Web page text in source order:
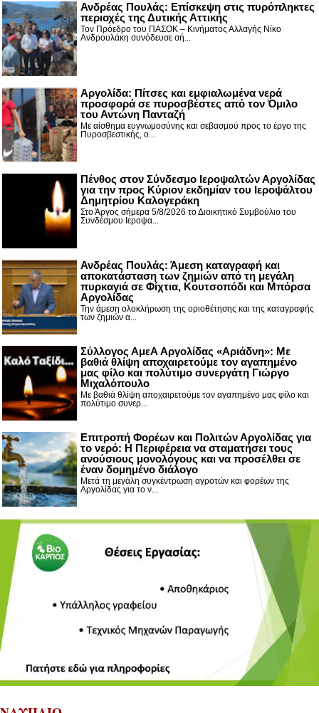
Ανδρέας Πουλάς: Επίσκεψη στις πυρόπληκτες
περιοχές της Δυτικής Αττικής
Τον Πρόεδρο του ΠΑΣΟΚ – Κινήματος Αλλαγής Νίκο
Ανδρουλάκη συνόδευσε σή...
Αργολίδα: Πίτσες και εμφιαλωμένα νερά
προσφορά σε πυροσβέστες από τον Όμιλο
του Αντώνη Πανταζή
Με αίσθημα ευγνωμοσύνης και σεβασμού προς το έργο της
Πυροσβεστικής, ο...
Πένθος στον Σύνδεσμο Ιεροψαλτών Αργολίδας
για την προς Κύριον εκδημίαν του Ιεροψάλτου
Δημητρίου Καλογεράκη
Στο Άργος σήμερα 5/8/2026 το Διοικητικό Συμβούλιο του
Συνδέσμου Ιεροψα...
Ανδρέας Πουλάς: Άμεση καταγραφή και
αποκατάσταση των ζημιών από τη μεγάλη
πυρκαγιά σε Φίχτια, Κουτσοπόδι και Μπόρσα
Αργολίδας
Την άμεση ολοκλήρωση της οριοθέτησης και της καταγραφής
των ζημιών α...
Σύλλογος ΑμεΑ Αργολίδας «Αριάδνη»: Με
βαθιά θλίψη αποχαιρετούμε τον αγαπημένο
μας φίλο και πολύτιμο συνεργάτη Γιώργο
Μιχαλόπουλο
Με βαθιά θλίψη αποχαιρετούμε τον αγαπημένο μας φίλο και
πολύτιμο συνερ...
Επιτροπή Φορέων και Πολιτών Αργολίδας για
το νερό: Η Περιφέρεια να σταματήσει τους
ανούσιους μονολόγους και να προσέλθει σε
έναν δομημένο διάλογο
Μετά τη μεγάλη συγκέντρωση αγροτών και φορέων της
Αργολίδας για το ν...